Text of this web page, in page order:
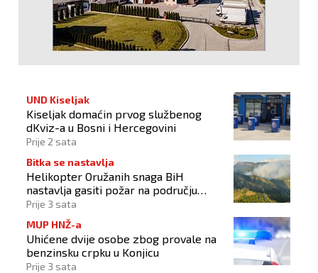
UND Kiseljak
Kiseljak domaćin prvog službenog
dKviz-a u Bosni i Hercegovini
Prije 2 sata
Bitka se nastavlja
Helikopter Oružanih snaga BiH
nastavlja gasiti požar na području
Konjica
Prije 3 sata
MUP HNŽ-a
Uhićene dvije osobe zbog provale na
benzinsku crpku u Konjicu
Prije 3 sata